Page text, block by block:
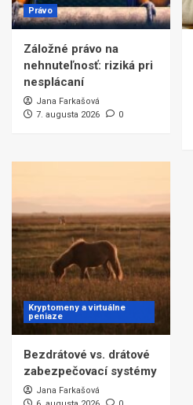
Právo
Záložné právo na
nehnuteľnosť: riziká pri
nesplácaní
Jana Farkašová
7. augusta 2026
0
Kryptomeny a virtuálne
peniaze
Bezdrátové vs. drátové
zabezpečovací systémy
Jana Farkašová